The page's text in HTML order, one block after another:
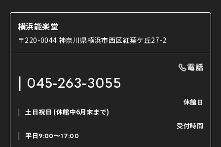
楽屋
ご利用の流れ
利用料金表
能舞台と演じ手
使用する道具
能・狂言の曲目説明
日本の古典芸能
コラム
OTABISHO
チケット購入方法
ご寄附について
よくいただくご質問
横浜能楽堂
〒220-0044 神奈川県横浜市西区紅葉ケ丘27-2
電話
045-263-3055
休館日
土日祝日 (休館中6月末まで)
受付時間
平日9:00〜17:00